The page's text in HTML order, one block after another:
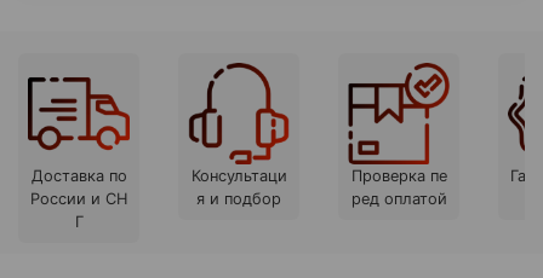
Доставка по
России и СН
Г
Консультаци
я и подбор
Проверка пе
ред оплатой